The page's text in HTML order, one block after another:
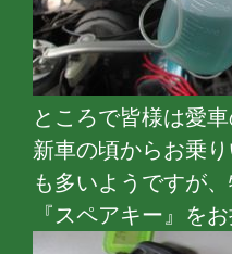
ところで皆様は愛
新車の頃からお乗
も多いようですが
『スペアキー』を